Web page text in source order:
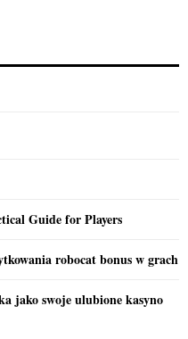
Guide for Players
robocat bonus w grach
jako swoje ulubione kasyno